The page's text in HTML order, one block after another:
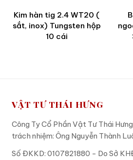
Kim hàn tig 2.4 WT20 (
sắt, inox) Tungsten hộp
10 cái
VẬT TƯ THÁI HƯNG
Công Ty Cổ Phần Vật Tư Thái
trách nhiệm: Ông Nguyễn Thành
Số ĐKKD: 0107821880 - Do Sở